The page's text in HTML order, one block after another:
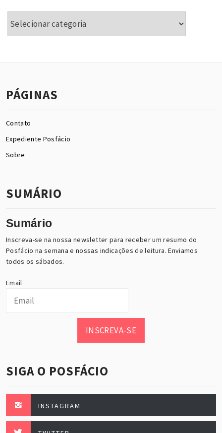
PÁGINAS
Contato
Expediente Posfácio
Sobre
SUMÁRIO
Sumário
Inscreva-se na nossa newsletter para receber um resumo do
Posfácio na semana e nossas indicações de leitura. Enviamos
todos os sábados.
Email
INSCREVA-SE
SIGA O POSFÁCIO
INSTAGRAM